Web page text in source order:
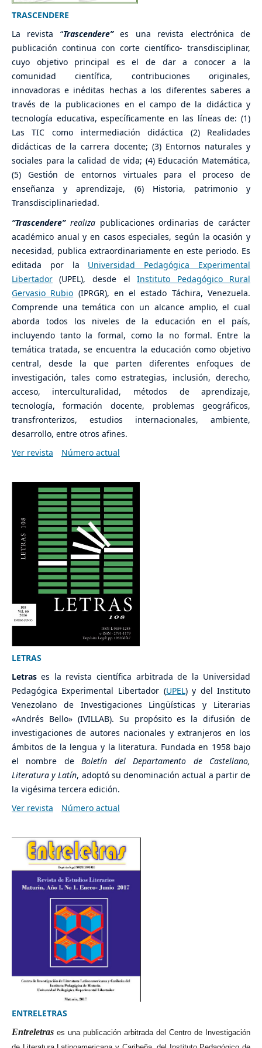
TRASCENDERE
La revista “Trascendere”es una revista electrónica de
publicación continua con corte científico- transdisciplinar,
cuyo objetivo principal es el de dar a conocer a la
comunidad científica, contribuciones originales,
innovadoras e inéditas hechas a los diferentes saberes a
través de la publicaciones en el campo de la didáctica y
tecnología educativa, específicamente en las líneas de: (1)
Las TIC como intermediación didáctica (2) Realidades
didácticas de la carrera docente; (3) Entornos naturales y
sociales para la calidad de vida; (4) Educación Matemática,
(5) Gestión de entornos virtuales para el proceso de
enseñanza y aprendizaje, (6) Historia, patrimonio y
Transdisciplinariedad.
“Trascendere”realizapublicaciones ordinarias de carácter
académico anual y en casos especiales, según la ocasión y
necesidad, publica extraordinariamente en este periodo. Es
editada por la Universidad Pedagógica Experimental
Libertador(UPEL), desde elInstituto Pedagógico Rural
Gervasio Rubio (IPRGR), en el estado Táchira, Venezuela.
Comprende una temática con un alcance amplio, el cual
aborda todos los niveles de la educación en el país,
incluyendo tanto la formal, como la no formal. Entre la
temática tratada, se encuentra la educación como objetivo
central, desde la que parten diferentes enfoques de
investigación, tales como estrategias, inclusión, derecho,
acceso, interculturalidad, métodos de aprendizaje,
tecnología, formación docente, problemas geográficos,
transfronterizos, estudios internacionales, ambiente,
desarrollo, entre otros afines.
Ver revista
Número actual
LETRAS
Letrases la revista científica arbitrada de la Universidad
Pedagógica Experimental Libertador (UPEL) y del Instituto
Venezolano de Investigaciones Lingüísticas y Literarias
«Andrés Bello» (IVILLAB). Su propósito es la difusión de
investigaciones de autores nacionales y extranjeros en los
ámbitos de la lengua y la literatura. Fundada en 1958 bajo
el nombre deBoletín del Departamento de Castellano,
Literatura y Latín, adoptó su denominación actual a partir de
la vigésima tercera edición.
Ver revista
Número actual
ENTRELETRAS
Entreletrases una publicación arbitrada del Centro de Investigación